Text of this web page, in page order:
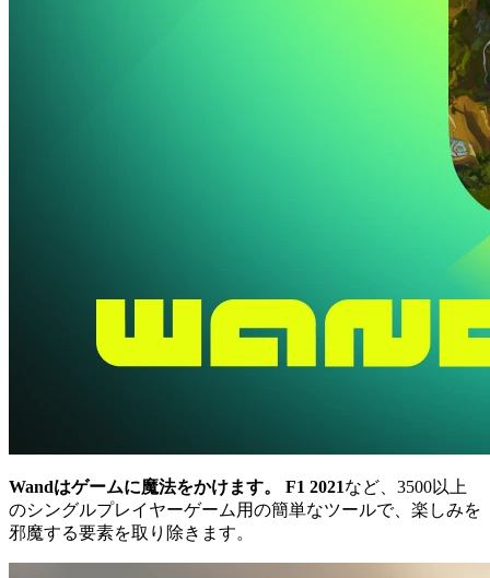
Wandはゲームに魔法をかけます。 F1 2021など、3500以上
のシングルプレイヤーゲーム用の簡単なツールで、楽しみを
邪魔する要素を取り除きます。